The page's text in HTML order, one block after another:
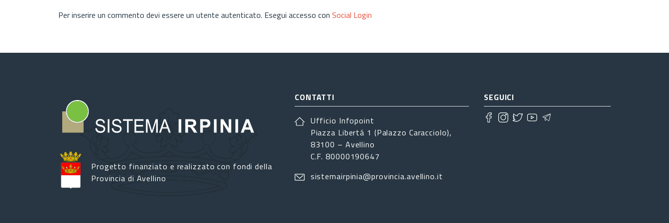
Per inserire un commento devi essere un utente autenticato. Esegui accesso con Social Login
Progetto finanziato e realizzato con fondi della
Provincia di Avellino
CONTATTI
Ufficio Infopoint
Piazza Libertá 1 (Palazzo Caracciolo),
83100 – Avellino
C.F. 80000190647
sistemairpinia@provincia.avellino.it
SEGUICI